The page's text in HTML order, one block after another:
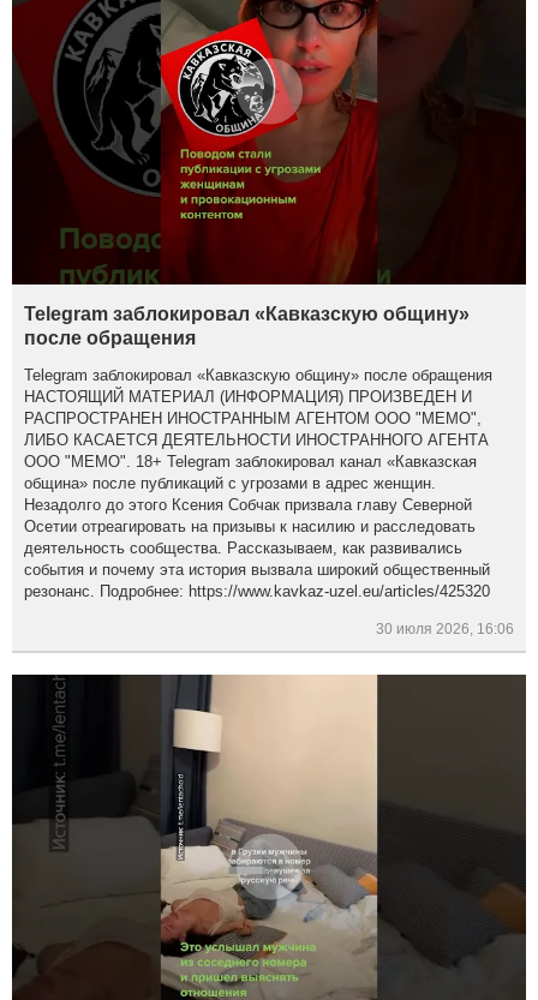
Telegram заблокировал «Кавказскую общину»
после обращения
Telegram заблокировал «Кавказскую общину» после обращения
НАСТОЯЩИЙ МАТЕРИАЛ (ИНФОРМАЦИЯ) ПРОИЗВЕДЕН И
РАСПРОСТРАНЕН ИНОСТРАННЫМ АГЕНТОМ ООО "МЕМО",
ЛИБО КАСАЕТСЯ ДЕЯТЕЛЬНОСТИ ИНОСТРАННОГО АГЕНТА
ООО "МЕМО". 18+ Telegram заблокировал канал «Кавказская
община» после публикаций с угрозами в адрес женщин.
Незадолго до этого Ксения Собчак призвала главу Северной
Осетии отреагировать на призывы к насилию и расследовать
деятельность сообщества. Рассказываем, как развивались
события и почему эта история вызвала широкий общественный
резонанс. Подробнее: https://www.kavkaz-uzel.eu/articles/425320
30 июля 2026, 16:06